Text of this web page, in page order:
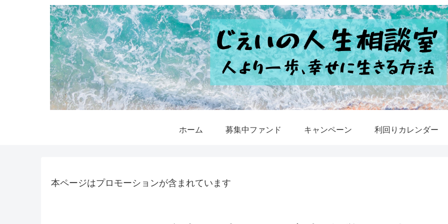
ホーム 募集中ファンド キャンペーン 利回りカレンダー
本ページはプロモーションが含まれています